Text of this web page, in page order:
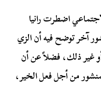
اضطرت رانيا
آخر توضح فيه أن الزي
غير ذلك، فضلاً عن أن
من أجل فعل الخير،